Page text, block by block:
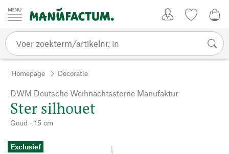
Passer au contenu
Homepage Decoratie
DWM Deutsche Weihnachtssterne Manufaktur
Ster silhouet
Goud - 15 cm
Exclusief